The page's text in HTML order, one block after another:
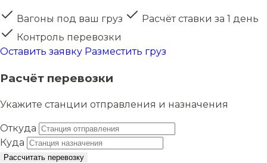
Вагоны под ваш груз
Расчёт ставки за 1 день
Контроль перевозки
Оставить заявку Разместить груз
Расчёт перевозки
Укажите станции отправления и назначения
Откуда
Куда
Рассчитать перевозку